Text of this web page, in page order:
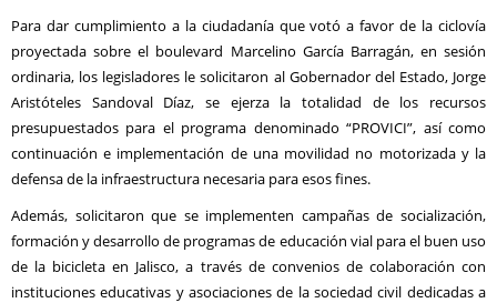
Para dar cumplimiento a la ciudadanía que votó a favor de la ciclovía
proyectada sobre el boulevard Marcelino García Barragán, en sesión
ordinaria, los legisladores le solicitaron al Gobernador del Estado, Jorge
Aristóteles Sandoval Díaz, se ejerza la totalidad de los recursos
presupuestados para el programa denominado “PROVICI”, así como
continuación e implementación de una movilidad no motorizada y la
defensa de la infraestructura necesaria para esos fines.
Además, solicitaron que se implementen campañas de socialización,
formación y desarrollo de programas de educación vial para el buen uso
de la bicicleta en Jalisco, a través de convenios de colaboración con
instituciones educativas y asociaciones de la sociedad civil dedicadas a